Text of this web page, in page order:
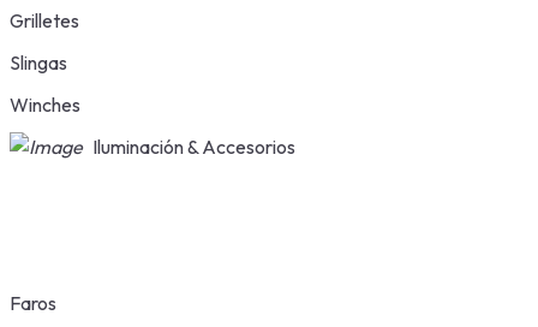
Grilletes
Slingas
Winches
Iluminación & Accesorios
Faros